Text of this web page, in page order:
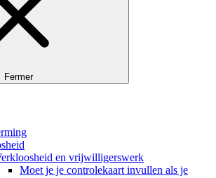
Fermer
en vrijwilligerswerk
Moet je je controlekaart invullen als je